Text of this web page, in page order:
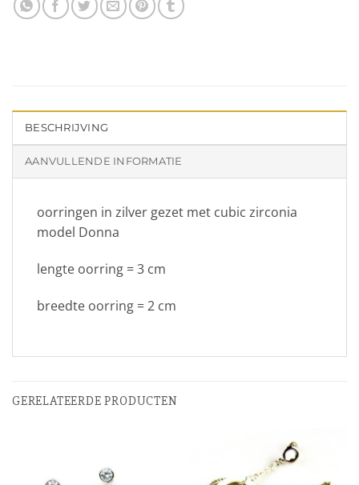
BESCHRIJVING
AANVULLENDE INFORMATIE
oorringen in zilver gezet met cubic zirconia
model Donna
lengte oorring = 3 cm
breedte oorring = 2 cm
GERELATEERDE PRODUCTEN